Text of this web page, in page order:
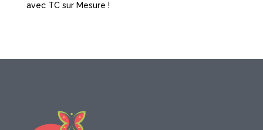
avec TC sur Mesure !